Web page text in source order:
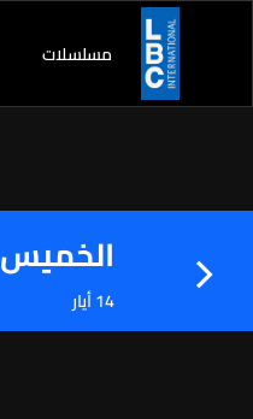
مسلسلات
الخميس
14 أيار